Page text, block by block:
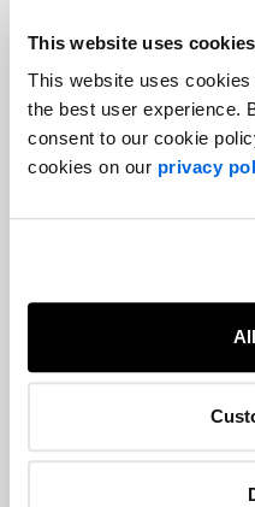
This website uses cookies
This website uses
the best user experience.
consent to our cookie
cookies on our privacy
Internal and external
Marketing and brand
Sectoral expertise
Stakeholder relations
Carrières
Au sein de
Contact